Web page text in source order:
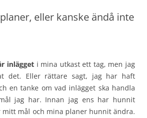
eller kanske ändå inte
inläggeti mina utkast ett tag, men jag
det. Eller rättare sagt, jag har haft
en tanke om vad inlägget ska handla
jag har. Innan jag ens har hunnit
mitt mål och mina planer hunnit ändra.